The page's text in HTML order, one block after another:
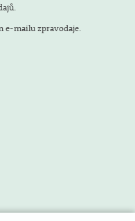
e-mailu zpravodaje.